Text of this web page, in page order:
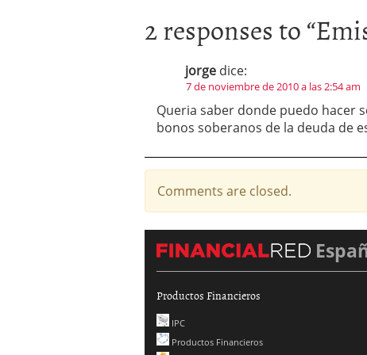
2 responses to “
jorge dice:
7 de noviembre de 2010 a las 2:54 am
Queria saber donde puedo hacer
bonos soberanos de la deuda de
Comments are closed.
Productos Financieros
IPC
Productos Financieros